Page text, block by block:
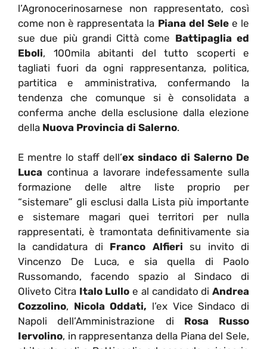
l’Agronocerinosarnese non rappresentato, così
come non è rappresentata la Piana del Selee le
sue due più grandi Città come Battipaglia ed
Eboli, 100mila abitanti del tutto scoperti e
tagliati fuori da ogni rappresentanza, politica,
partitica e amministrativa, confermando la
tendenza che comunque si è consolidata a
conferma anche della esclusione dalla elezione
della Nuova Provincia di Salerno.
E mentre lo staff dell’ex sindaco di Salerno De
Luca continua a lavorare indefessamente sulla
formazione delle altre liste proprio per
“sistemare” gli esclusi dalla Lista più importante
e sistemare magari quei territori per nulla
rappresentati, è tramontata definitivamente sia
la candidatura di Franco Alfieri su invito di
Vincenzo De Luca, e sia quella di Paolo
Russomando, facendo spazio al Sindaco di
Oliveto CitraItalo Lullo e al candidato di Andrea
Cozzolino, Nicola Oddati, l’ex Vice Sindaco di
Napoli dell’Amministrazione di Rosa Russo
Iervolino, in rappresentanza della Piana del Sele,